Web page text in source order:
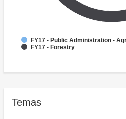
FY17 - Public Administration -
FY17 - Forestry
Temas